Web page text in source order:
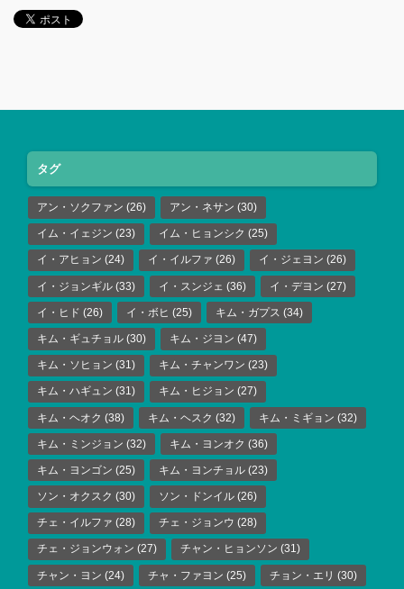
タグ
アン・ソクファン (26) アン・ネサン (30)
イム・イェジン (23) イム・ヒョンシク (25)
イ・アヒョン (24) イ・イルファ (26) イ・ジェヨン (26)
イ・ジョンギル (33) イ・スンジェ (36) イ・デヨン (27)
イ・ヒド (26) イ・ボヒ (25) キム・ガプス (34)
キム・ギュチョル (30) キム・ジヨン (47)
キム・ソヒョン (31) キム・チャンワン (23)
キム・ハギュン (31) キム・ヒジョン (27)
キム・ヘオク (38) キム・ヘスク (32) キム・ミギョン (32)
キム・ミンジョン (32) キム・ヨンオク (36)
キム・ヨンゴン (25) キム・ヨンチョル (23)
ソン・オクスク (30) ソン・ドンイル (26)
チェ・イルファ (28) チェ・ジョンウ (28)
チェ・ジョンウォン (27) チャン・ヒョンソン (31)
チャン・ヨン (24) チャ・ファヨン (25) チョン・エリ (30)